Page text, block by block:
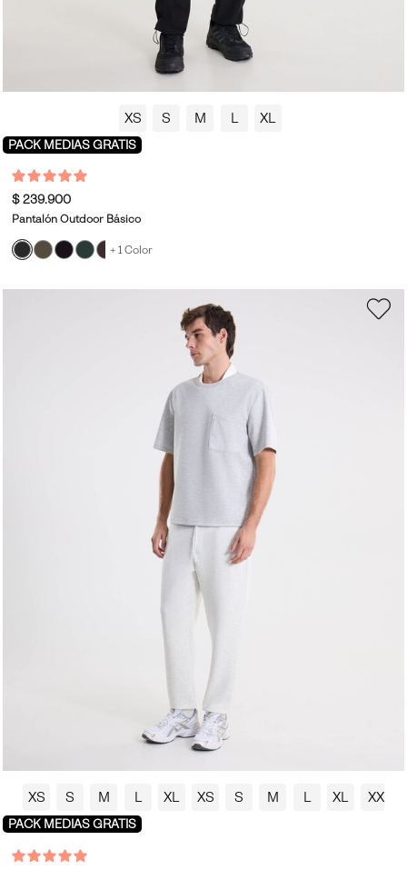
XS S M L XL
PACK MEDIAS GRATIS
$ 239.900
Pantalón Outdoor Básico
+ 1 Color
XS S M L XL XS S M L XL XXL
PACK MEDIAS GRATIS